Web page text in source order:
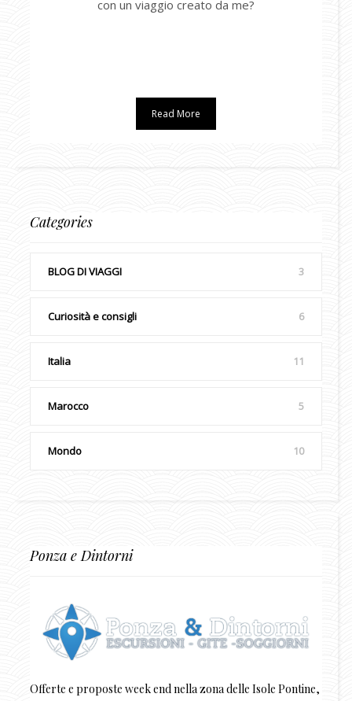
con un viaggio creato da me?
Read More
Categories
BLOG DI VIAGGI 3
Curiosità e consigli 6
Italia 11
Marocco 5
Mondo 10
Ponza e Dintorni
Offerte e proposte week end nella zona delle Isole Pontine,